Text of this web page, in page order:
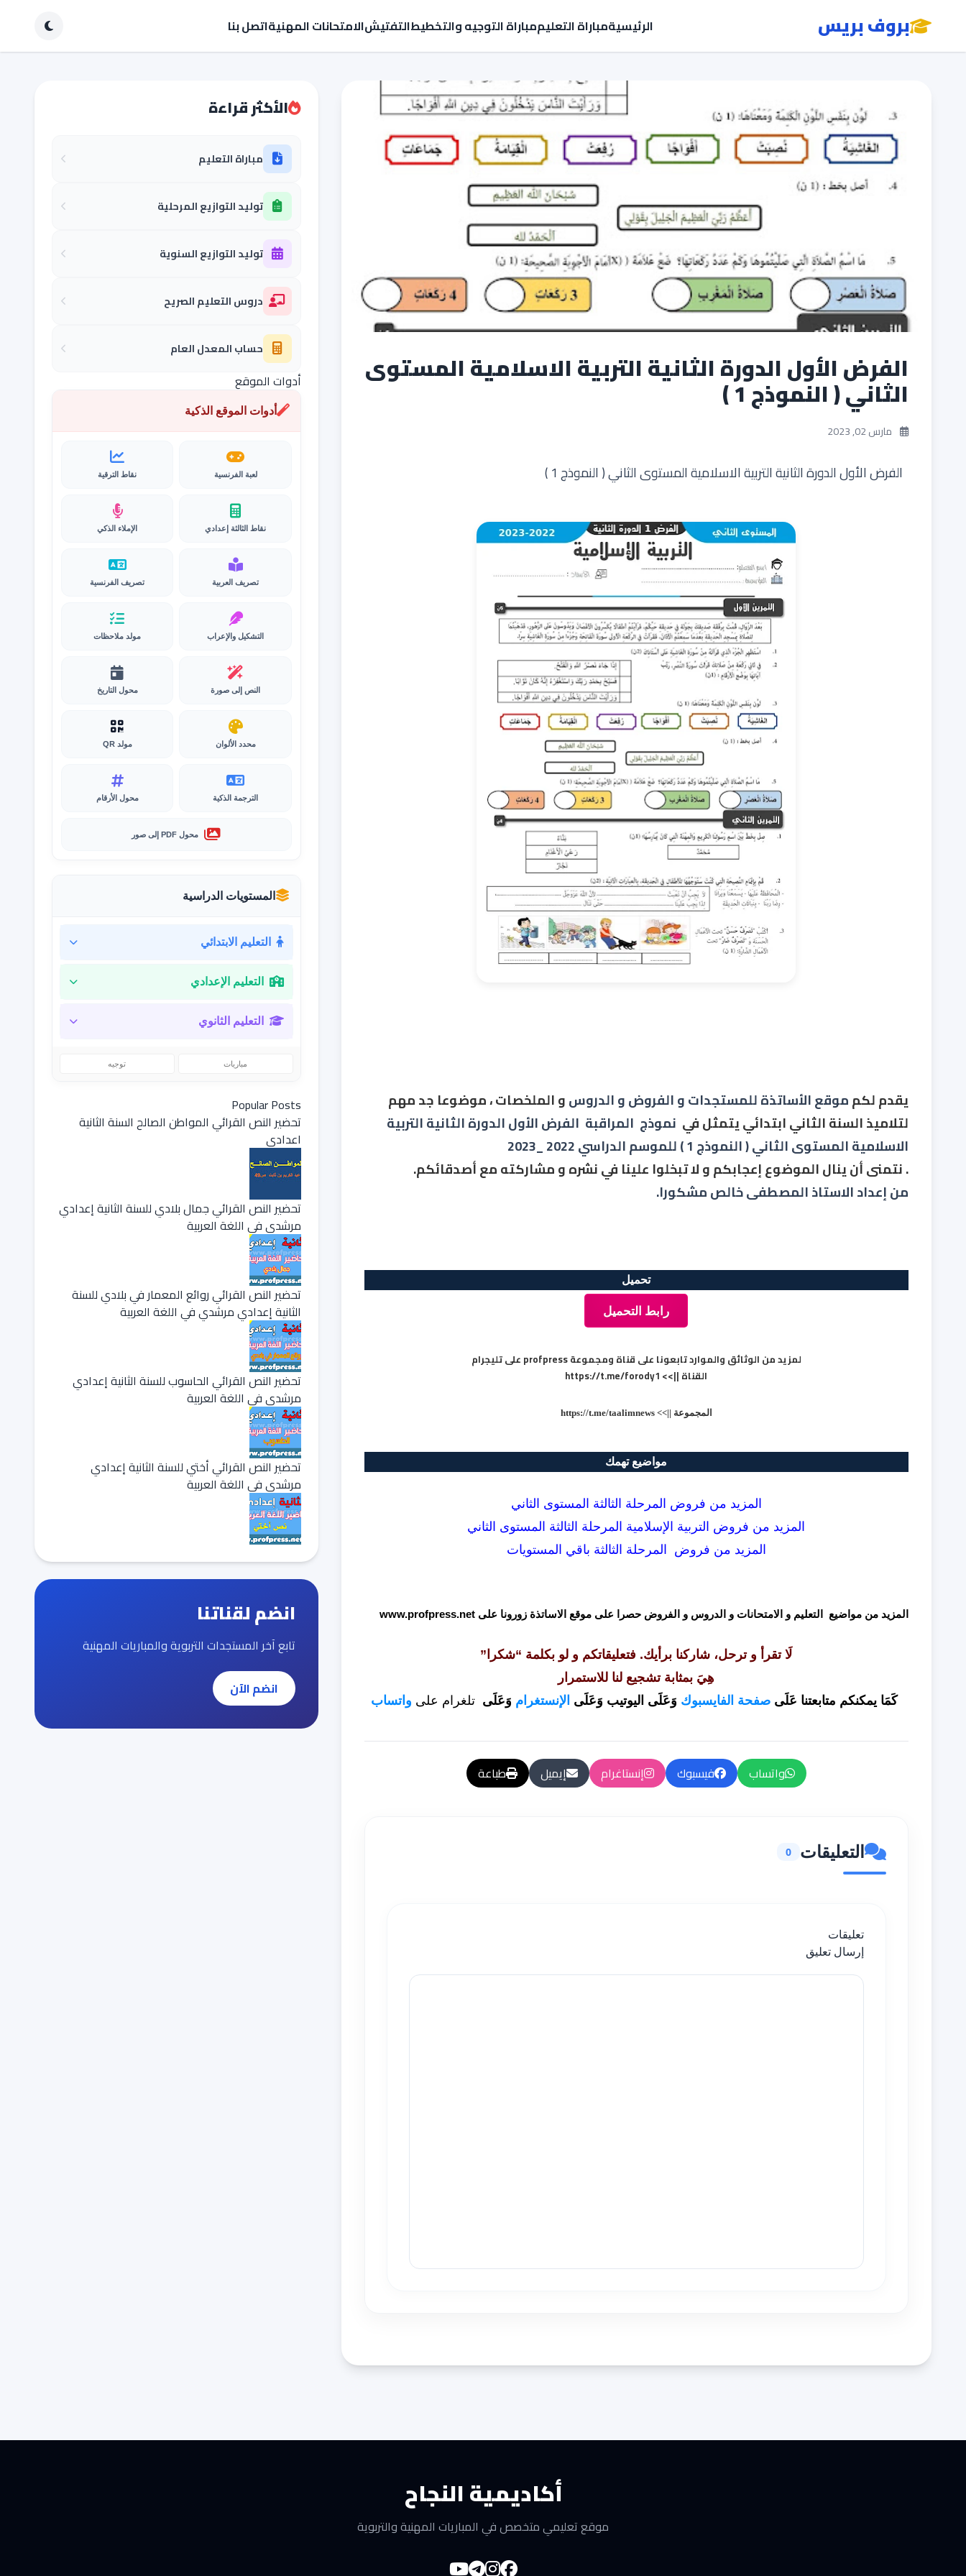
بروف بريس الرئيسيةمباراة التعليممباراة التوجيه والتخطيطالتفتيشالامتحانات المهنيةاتصل بنا
الفرض الأول الدورة الثانية التربية الاسلامية المستوى
الثاني ( النموذج 1 )
مارس 02, 2023
الفرض الأول الدورة الثانية التربية الاسلامية المستوى الثاني ( النموذج 1 )
يقدم لكمموقع الأساتذة للمستجدات و الفروض و الدروسو الملخصات ، موضوعا جد مهم
لتلاميذالسنة الثاني ابتدائييتمثل في نموذج  المراقبة
الاسلامية المستوى الثاني ( النموذج 1 )
للموسم الدراسي 2022 _2023
. نتمنى أن ينال الموضوع إعجابكم و لا تبخلوا علينا في نشره و مشاركته مع أصدقائكم.
من إعداد الاستاذ المصطفى خالص مشكورا.
تحميل
رابط التحميل
لمزيد من الوثائق والموارد تابعونا على قناة ومجموعة profpress على تليجرام
القناة ||>> https://t.me/forody1
المجموعة ||>>https://t.me/taalimnews
مواضيع تهمك
المزيد من فروض المرحلة الثالثة المستوى الثاني
المزيد من فروض التربية الإسلامية المرحلة الثالثة المستوى الثاني
المزيد من فروض المرحلة الثالثة باقي المستويات
المزيد من مواضيع التعليم و الامتحانات و الدروس و الفروض حصرا على موقع الاساتذة زورونا على www.profpress.net
لَا تقرأ و ترحل، شاركنا برأيك. فتعليقاتكم و لو بكلمة “شكرا”
هِيَ بمثابة تشجيع لنا للاستمرار
كَمَا يمكنكم متابعتنا عَلَى صفحة الفايسبوك وَعَلَى اليوتيب وَعَلَى الإنستغرام وَعَلَى تلغرام على واتساب
واتساب فيسبوك إنستاغرام إيميل طباعة
التعليقات 0
تعليقات
إرسال تعليق
الأكثر قراءة
مباراة التعليم
توليد التوازيع المرحلية
توليد التوازيع السنوية
دروس التعليم الصريح
حساب المعدل العام
أدوات الموقع
أدوات الموقع الذكية
لعبة الفرنسية نقاط الترقية
نقاط الثالثة إعدادي الإملاء الذكي
تصريف العربية تصريف الفرنسية
التشكيل والإعراب مولد ملاحظات
النص إلى صورة محول التاريخ
محدد الألوان مولد QR
الترجمة الذكية محول الأرقام
محول PDF إلى صور
المستويات الدراسية
التعليم الابتدائي
التعليم الإعدادي
التعليم الثانوي
مباريات توجيه
Popular Posts
تحضير النص القرائي المواطن الصالح السنة الثانية
اعدادي
تحضير النص القرائي جمال بلادي للسنة الثانية إعدادي
مرشدي في اللغة العربية
تحضير النص القرائي روائع المعمار في بلادي للسنة
الثانية إعدادي مرشدي في اللغة العربية
تحضير النص القرائي الحاسوب للسنة الثانية إعدادي
مرشدي في اللغة العربية
تحضير النص القرائي أختي للسنة الثانية إعدادي
مرشدي في اللغة العربية
انضم لقناتنا
تابع آخر المستجدات التربوية والمباريات المهنية
انضم الآن
أكاديمية النجاح
موقع تعليمي متخصص في المباريات المهنية والتربوية